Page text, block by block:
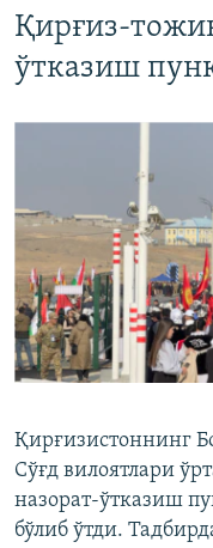
Қирғиз-
ўтказиш
Қирғизистоннинг
Сўғд вилоятлари
назорат-ўтказиш
бўлиб ўтди.